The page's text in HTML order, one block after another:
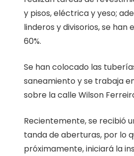
y pisos, eléctrica y yeso;
linderos y divisorios, se han
60%.
Se han colocado las
saneamiento y se trabaja
sobre la calle Wilson
Recientemente, se recibió
tanda de aberturas, por lo
próximamente, iniciará la